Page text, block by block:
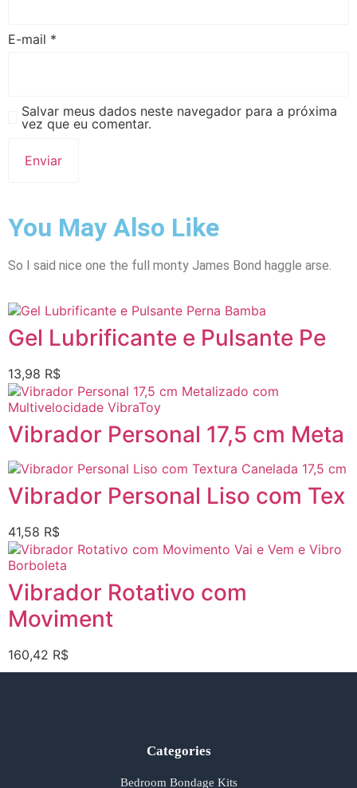
E-mail *
Salvar meus dados neste navegador para a próxima
vez que eu comentar.
You May Also Like
So I said nice one the full monty James Bond haggle arse.
Gel Lubrificante e Pulsante Pe
13,98 R$
Vibrador Personal 17,5 cm Meta
Vibrador Personal Liso com Tex
41,58 R$
Vibrador Rotativo com
Moviment
160,42 R$
Categories
Bedroom Bondage Kits